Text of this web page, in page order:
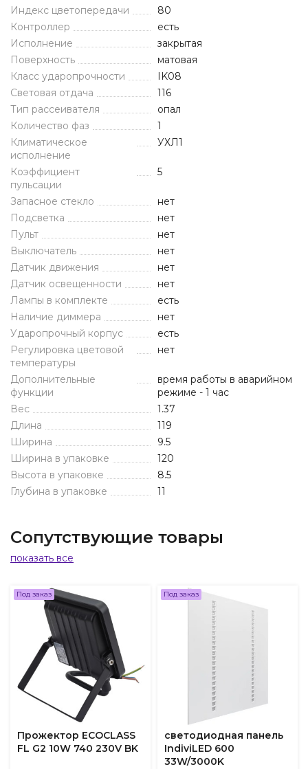
Индекс цветопередачи
80
Контроллер
есть
Исполнение
закрытая
Поверхность
матовая
Класс ударопрочности
IK08
Световая отдача
116
Тип рассеивателя
опал
Количество фаз
1
Климатическое
исполнение
УХЛ1
Коэффициент
пульсации
5
Запасное стекло
нет
Подсветка
нет
Пульт
нет
Выключатель
нет
Датчик движения
нет
Датчик освещенности
нет
Лампы в комплекте
есть
Наличие диммера
нет
Ударопрочный корпус
есть
Регулировка цветовой
температуры
нет
Дополнительные
функции
время работы в аварийном
режиме - 1 час
Вес
1.37
Длина
119
Ширина
9.5
Ширина в упаковке
120
Высота в упаковке
8.5
Глубина в упаковке
11
Сопутствующие товары
показать все
Под заказ
Прожектор ECOCLASS
FL G2 10W 740 230V BK
Под заказ
светодиодная панель
IndiviLED 600
33W/3000K